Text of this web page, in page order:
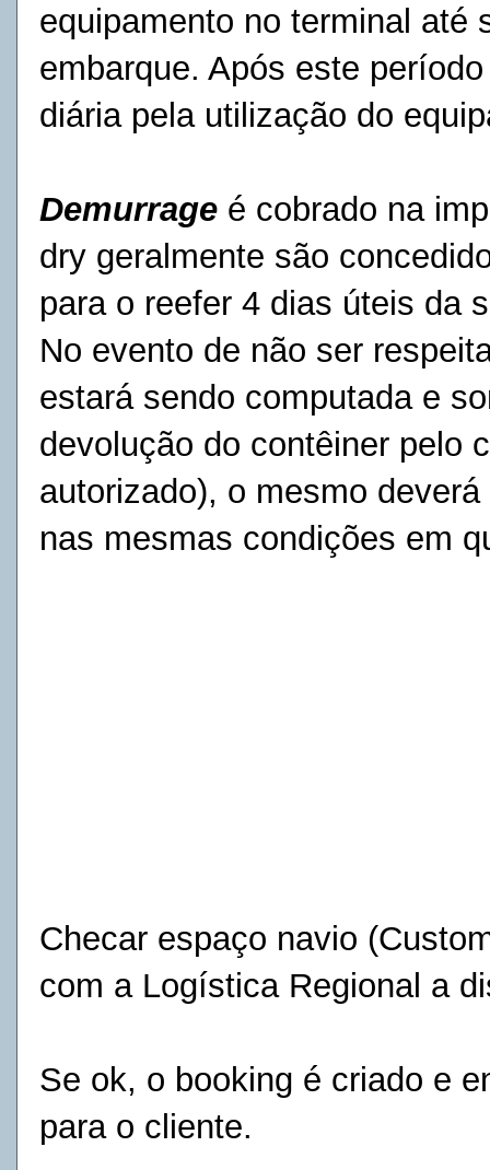
equipamento no terminal até
embarque. Após este
diária pela utilização do
Demurrage é cobrado na
dry geralmente são
para o reefer 4 dias úteis da
No evento de não ser
estará sendo computada e
devolução do contêiner pelo
autorizado), o mesmo
nas mesmas condições em
Checar espaço navio
com a Logística Regional a
Se ok, o booking é criado e
para o cliente.